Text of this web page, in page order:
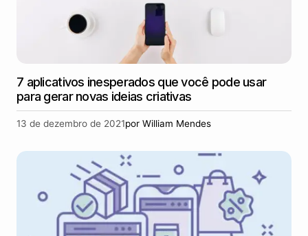
7 aplicativos inesperados que você pode usar
para gerar novas ideias criativas
13 de dezembro de 2021por William Mendes